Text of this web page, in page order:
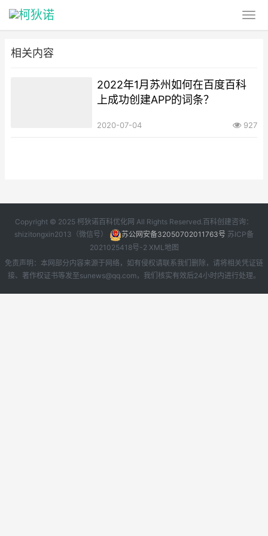
相关内容
2022年1月苏州如何在百度百科
上成功创建APP的词条？
2020-07-04 927
Copyright © 2025 柯狄诺百科优化网 All Rights Reserved.百科创建咨询：
shizitongxin2013（微信号）
苏公网安备32050702011763号 苏ICP备
2021025418号-2 XML地图
免责声明：本网部分内容来源于网络，如有侵权请联系我们删除，请将相关凭证链
接、著作权证书等发至sunews@qq.com，我们核实有效后24小时内进行处理。